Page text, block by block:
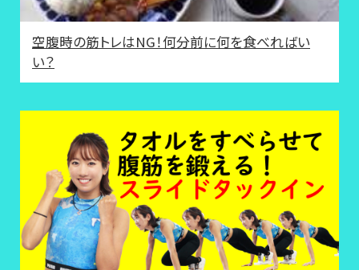
空腹時の筋トレはNG！何分前に何を食べればい
い？